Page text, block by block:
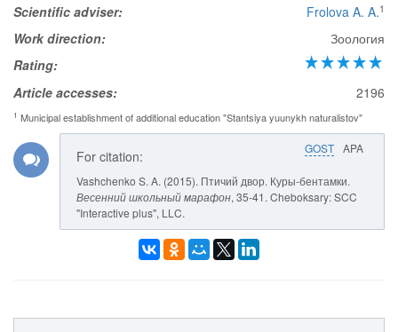
Scientific adviser: Frolova A. A.1
Work direction:
Зоология
Rating:
Article accesses:
2196
1 Municipal establishment of additional education "Stantsiya yuunykh naturalistov"
GOST APA
For citation:
Vashchenko S. A. (2015). Птичий двор. Куры-бентамки.
Весенний школьный марафон, 35-41. Cheboksary: SCC
"Interactive plus", LLC.